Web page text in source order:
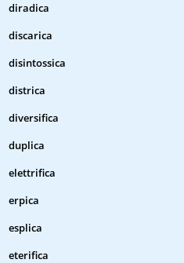
diradica
discarica
disintossica
districa
diversifica
duplica
elettrifica
erpica
esplica
eterifica